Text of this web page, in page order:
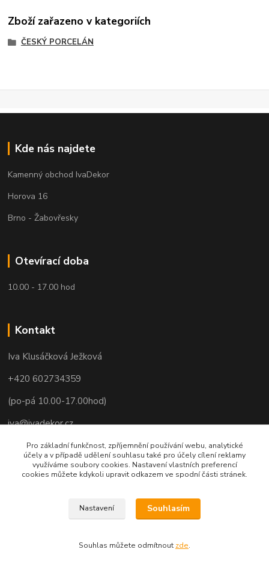
Zboží zařazeno v kategoriích
ČESKÝ PORCELÁN
Kde nás najdete
Kamenný obchod IvaDekor
Horova 16
Brno - Žabovřesky
Otevírací doba
10.00 - 17.00 hod
Kontakt
Iva Klusáčková Ježková
+420 602734359
(po-pá 10.00-17.00hod)
iva@ivadekor.cz
Pro základní funkčnost, zpříjemnění používání webu, analytické
účely a v případě udělení souhlasu také pro účely cílení reklamy
využíváme soubory cookies. Nastavení vlastních preferencí
cookies můžete kdykoli upravit odkazem ve spodní části stránek.
Nastavení Souhlasím
Souhlas můžete odmítnout zde.